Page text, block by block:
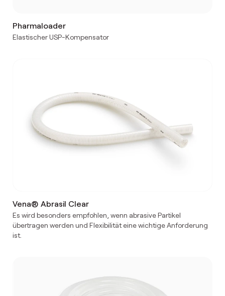
Pharmaloader
Elastischer USP-Kompensator
Vena® Abrasil Clear
Es wird besonders empfohlen, wenn abrasive Partikel
übertragen werden und Flexibilität eine wichtige Anforderung
ist.